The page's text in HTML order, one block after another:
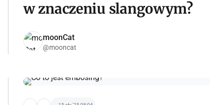
w znaczeniu slangowym?
moonCat
@mooncat